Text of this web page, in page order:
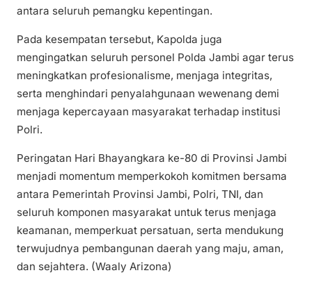
antara seluruh pemangku kepentingan.
Pada kesempatan tersebut, Kapolda juga
mengingatkan seluruh personel Polda Jambi agar terus
meningkatkan profesionalisme, menjaga integritas,
serta menghindari penyalahgunaan wewenang demi
menjaga kepercayaan masyarakat terhadap institusi
Polri.
Peringatan Hari Bhayangkara ke-80 di Provinsi Jambi
menjadi momentum memperkokoh komitmen bersama
antara Pemerintah Provinsi Jambi, Polri, TNI, dan
seluruh komponen masyarakat untuk terus menjaga
keamanan, memperkuat persatuan, serta mendukung
terwujudnya pembangunan daerah yang maju, aman,
dan sejahtera. (Waaly Arizona)